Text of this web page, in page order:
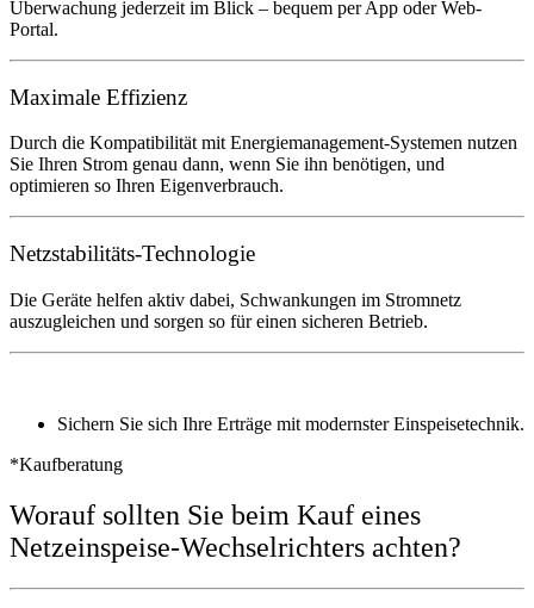
Überwachung jederzeit im Blick – bequem per App oder Web-
Portal.
Maximale Effizienz
Durch die Kompatibilität mit Energiemanagement-Systemen nutzen
Sie Ihren Strom genau dann, wenn Sie ihn benötigen, und
optimieren so Ihren Eigenverbrauch.
Netzstabilitäts-Technologie
Die Geräte helfen aktiv dabei, Schwankungen im Stromnetz
auszugleichen und sorgen so für einen sicheren Betrieb.
Sichern Sie sich Ihre Erträge mit modernster Einspeisetechnik.
*Kaufberatung
Worauf sollten Sie beim Kauf eines
Netzeinspeise-Wechselrichters achten?